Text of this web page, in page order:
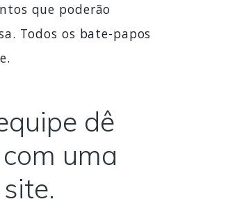
que poderão
Todos os bate-papos
dê
uma